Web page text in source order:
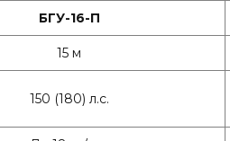
БГУ-16-П
15 м
150 (180) л.с.